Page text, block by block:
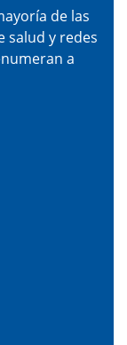
de las
salud y redes
a